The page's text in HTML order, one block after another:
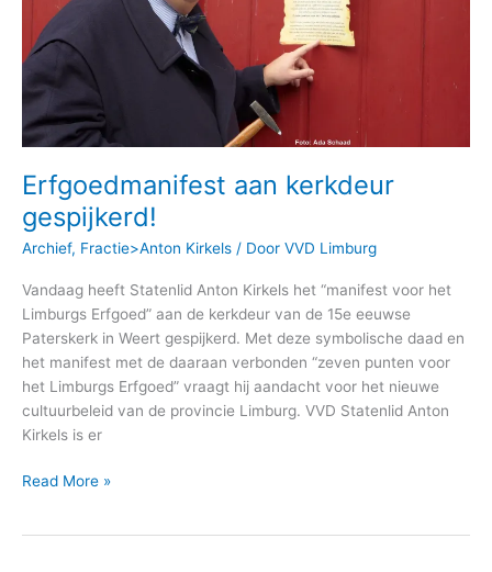
Erfgoedmanifest aan kerkdeur
gespijkerd!
Archief, Fractie>Anton Kirkels / Door VVD Limburg
Vandaag heeft Statenlid Anton Kirkels het “manifest voor het
Limburgs Erfgoed” aan de kerkdeur van de 15e eeuwse
Paterskerk in Weert gespijkerd. Met deze symbolische daad en
het manifest met de daaraan verbonden “zeven punten voor
het Limburgs Erfgoed” vraagt hij aandacht voor het nieuwe
cultuurbeleid van de provincie Limburg. VVD Statenlid Anton
Kirkels is er
Read More »